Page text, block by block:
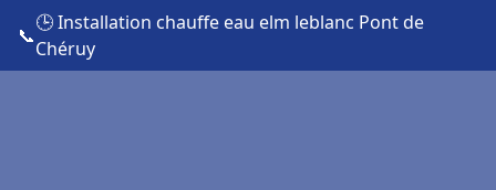
📞
🕒 Installation chauffe eau elm leblanc Pont de
Chéruy